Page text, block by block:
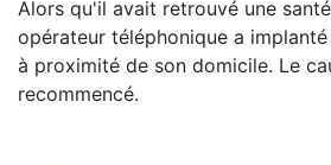
Alors qu'il avait retrouvé une
opérateur téléphonique a
à proximité de son domicile. Le
recommencé.